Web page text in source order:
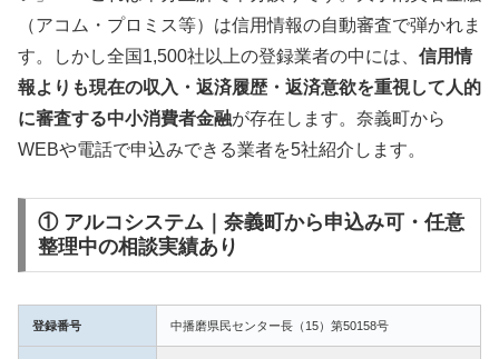
（アコム・プロミス等）は信用情報の自動審査で弾かれま
す。しかし全国1,500社以上の登録業者の中には、 信用情
報よりも現在の収入・返済履歴・返済意欲を重視して人的
に審査する中小消費者金融が存在します。奈義町から
WEBや電話で申込みできる業者を5社紹介します。
① アルコシステム｜奈義町から申込み可・任意
整理中の相談実績あり
登録番号 中播磨県民センター長（15）第50158号